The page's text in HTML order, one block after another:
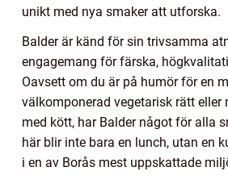
unikt med nya smaker att utforska.
Balder är känd för sin trivsamma
engagemang för färska,
Oavsett om du är på humör för en
välkomponerad vegetarisk rätt eller
med kött, har Balder något för alla
här blir inte bara en lunch, utan en
i en av Borås mest uppskattade